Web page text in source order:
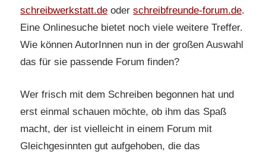
schreibwerkstatt.de oder schreibfreunde-forum.de.
Eine Onlinesuche bietet noch viele weitere Treffer.
Wie können AutorInnen nun in der großen Auswahl
das für sie passende Forum finden?
Wer frisch mit dem Schreiben begonnen hat und
erst einmal schauen möchte, ob ihm das Spaß
macht, der ist vielleicht in einem Forum mit
Gleichgesinnten gut aufgehoben, die das